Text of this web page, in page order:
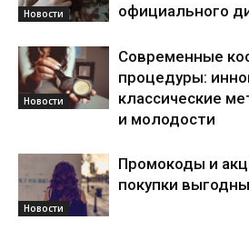
Новости
официального
Новости
Современные
процедуры:
классические
и молодости
Новости
Промокоды и
покупки